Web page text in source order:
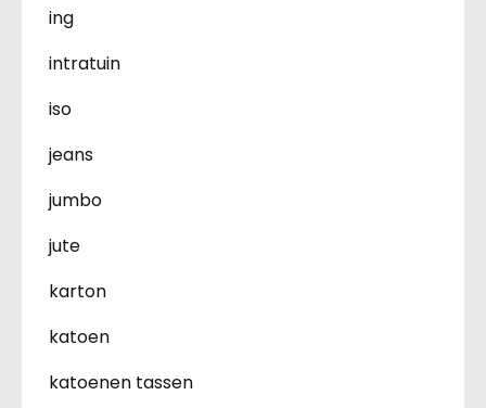
ing
intratuin
iso
jeans
jumbo
jute
karton
katoen
katoenen tassen